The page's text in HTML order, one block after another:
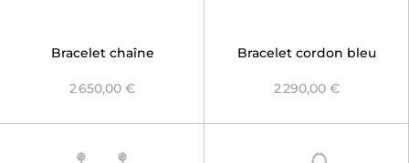
Bracelet chaîne
2 650,00 €
Bracelet cordon bleu
2 290,00 €